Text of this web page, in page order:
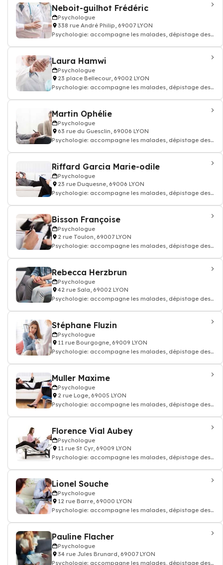
Neboit-guilhot Frédéric
Psychologue
338 rue André Philip, 69007 LYON
Psychologie: accompagne les malades, dépistage des
Laura Hamwi
Psychologue
23 place Bellecour, 69002 LYON
Psychologie: accompagne les malades, dépistage des
Martin Ophélie
Psychologue
63 rue du Guesclin, 69006 LYON
Psychologie: accompagne les malades, dépistage des
Riffard Garcia Marie-odile
Psychologue
23 rue Duquesne, 69006 LYON
Psychologie: accompagne les malades, dépistage des
Bisson Françoise
Psychologue
2 rue Toulon, 69007 LYON
Psychologie: accompagne les malades, dépistage des
Rebecca Herzbrun
Psychologue
42 rue Sala, 69002 LYON
Psychologie: accompagne les malades, dépistage des
Stéphane Fluzin
Psychologue
11 rue Bourgogne, 69009 LYON
Psychologie: accompagne les malades, dépistage des
Muller Maxime
Psychologue
2 rue Loge, 69005 LYON
Psychologie: accompagne les malades, dépistage des
Florence Vial Aubey
Psychologue
11 rue St Cyr, 69009 LYON
Psychologie: accompagne les malades, dépistage des
Lionel Souche
Psychologue
12 rue Barre, 69000 LYON
Psychologie: accompagne les malades, dépistage des
Pauline Flacher
Psychologue
34 rue Jules Brunard, 69007 LYON
Psychologie: accompagne les malades, dépistage des